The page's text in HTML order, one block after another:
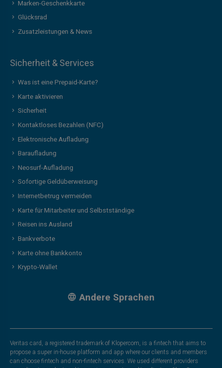
Marken-Geschenkkarte
Glücksrad
Zusatzleistungen & News
Sicherheit & Services
Was ist eine Prepaid-Karte?
Karte aktivieren
Sicherheit
Kontaktloses Bezahlen (NFC)
Elektronische Aufladung
Baraufladung
Neosurf-Aufladung
Sofortige Geldüberweisung
Internetbetrug vermeiden
Karte für Mitarbeiter und Selbstständige
Reisen ins Ausland
Bankverbote
Karte ohne Bankkonto
Krypto-Wallet
Andere Sprachen
Veritas card, a registered trademark of Klopercom, is a fintech that aims to
propose a super in-house platform and app where our clients and members
can choose fintech and non-fintech services. We used different providers